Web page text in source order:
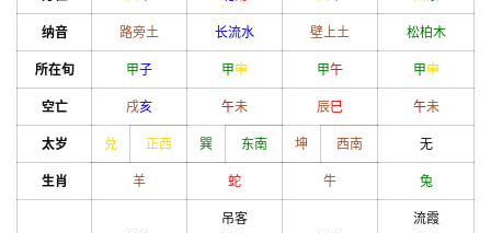
纳音 路旁土 长流水 壁上土 松柏木
所在旬 甲子 甲申 甲午 甲申
空亡 戌亥 午未 辰巳 午未
太岁 兑 正西 巽 东南 坤 西南 无
生肖 羊 蛇 牛 兔
吊客
流霞